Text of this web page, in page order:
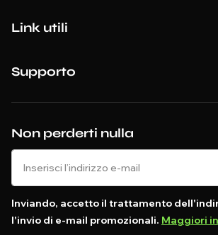
Non perderti nulla
Inviando, accetto il trattamento
l'invio di e-mail promozionali. Maggiori
Link utili
Supporto